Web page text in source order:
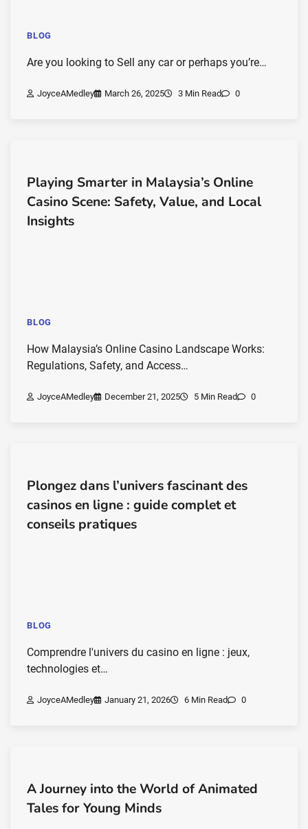
BLOG
Are you looking to Sell any car or perhaps you’re…
JoyceAMedley March 26, 2025 3 Min Read 0
Playing Smarter in Malaysia’s Online
Casino Scene: Safety, Value, and Local
Insights
BLOG
How Malaysia’s Online Casino Landscape Works:
Regulations, Safety, and Access…
JoyceAMedley December 21, 2025 5 Min Read 0
Plongez dans l’univers fascinant des
casinos en ligne : guide complet et
conseils pratiques
BLOG
Comprendre l'univers du casino en ligne : jeux,
technologies et…
JoyceAMedley January 21, 2026 6 Min Read 0
A Journey into the World of Animated
Tales for Young Minds